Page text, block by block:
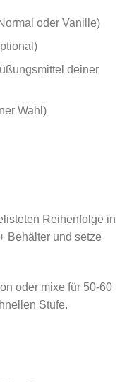
oder Vanille)
deiner
Wahl)
Reihenfolge in
Behälter und setze
oder mixe für 50-60
Stufe.